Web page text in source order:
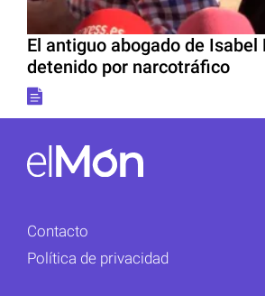
El antiguo abogado de Isabel
detenido por narcotráfico
Contacto
Política de privacidad